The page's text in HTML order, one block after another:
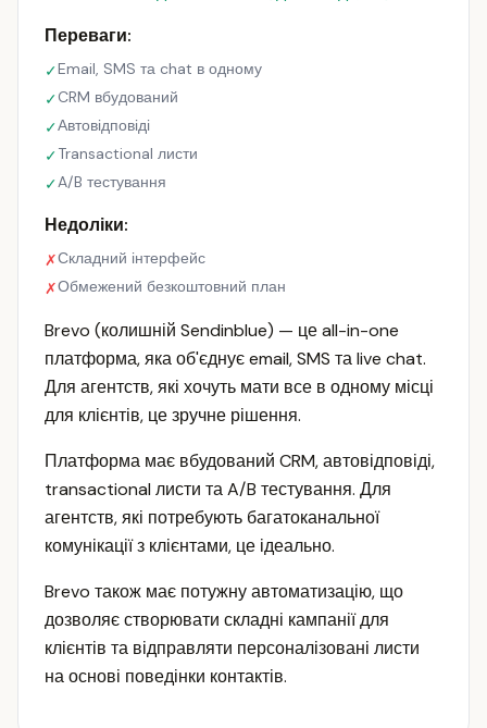
Переваги:
✓Email, SMS та chat в одному
✓CRM вбудований
✓Автовідповіді
✓Transactional листи
✓A/B тестування
Недоліки:
✗Складний інтерфейс
✗Обмежений безкоштовний план
Brevo (колишній Sendinblue) — це all-in-one
платформа, яка об'єднує email, SMS та live chat.
Для агентств, які хочуть мати все в одному місці
для клієнтів, це зручне рішення.
Платформа має вбудований CRM, автовідповіді,
transactional листи та A/B тестування. Для
агентств, які потребують багатоканальної
комунікації з клієнтами, це ідеально.
Brevo також має потужну автоматизацію, що
дозволяє створювати складні кампанії для
клієнтів та відправляти персоналізовані листи
на основі поведінки контактів.